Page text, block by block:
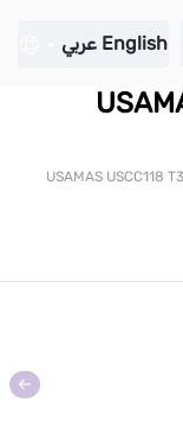
English عربي
USAMAS USCC118